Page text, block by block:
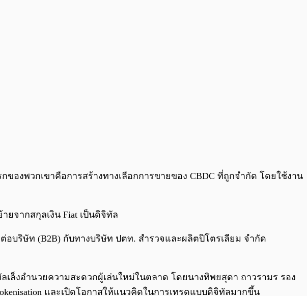
องพวกเขาคือการสร้างทางเลือกการขายของ CBDC ที่ถูกจำกัด โดยใช้งาน
ยจากสกุลเงิน Fiat เป็นดิจิทัล
อบริษัท (B2B) กับทางบริษัท ปตท. สำรวจและผลิตปิโตรเลียม จำกัด
ล็งอำนวยความสะดวกผู้เล่นใหม่ในตลาด โดยนางทิพยสุดา ถาวรามร รอง
และเปิดโอกาสให้แนวคิดในการเทรดแบบดิจิทัลมากขึ้น